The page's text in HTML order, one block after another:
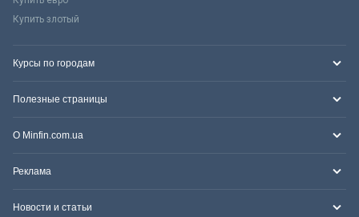
Купить злотый
Курсы по городам
Полезные страницы
О Minfin.com.ua
Реклама
Новости и статьи